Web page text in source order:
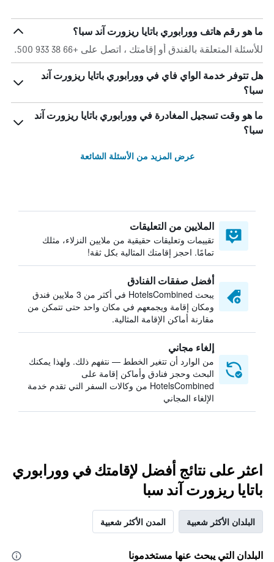
ما هو رقم هاتف وورابوري باتايا ريزورت آند سبا؟
للأسئلة المتعلقة بالفندق أو إقامتك ، اتصل على +66 38 933 500.
هل تتوفر خدمة الواي فاي في وورابوري باتايا ريزورت آند
سبا؟
ما هو وقت تسجيل المغادرة في وورابوري باتايا ريزورت آند
سبا؟
عرض المزيد من الأسئلة الشائعة
الملايين من التعليقات
تقييمات وتعليقات حقيقية من ملايين النزلاء، مثلك
تمامًا. احجز إقامتك المثالية بكل ثقة!
أفضل صفقات الفنادق
يبحث HotelsCombined في أكثر من 3 ملايين فندق
ومكان إقامة ويجمعهم في مكان واحد حتى تتمكن من
مقارنة أماكن الإقامة المثالية.
إلغاء مجاني
من الوارد أن تتغير الخطط — نتفهم ذلك. ولهذا يمكنك
البحث وحجز فنادق وأماكن إقامة على
HotelsCombined من وكالات السفر التي تقدم خدمة
الإلغاء المجاني
اعثر على نتائج أفضل لإقامتك في وورابوري
باتايا ريزورت آند سبا
البلدان الأكثر شعبية المدن الأكثر شعبية
البلدان التي يبحث عنها مستخدمونا